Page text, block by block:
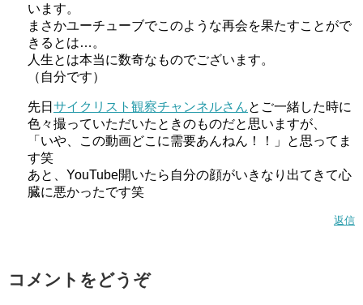
います。
まさかユーチューブでこのような再会を果たすことがで
きるとは…。
人生とは本当に数奇なものでございます。
（自分です）
先日 サイクリスト観察チャンネルさんとご一緒した時に
色々撮っていただいたときのものだと思いますが、
「いや、この動画どこに需要あんねん！！」と思ってま
す笑
あと、YouTube開いたら自分の顔がいきなり出てきて心
臓に悪かったです笑
返信
コメントをどうぞ